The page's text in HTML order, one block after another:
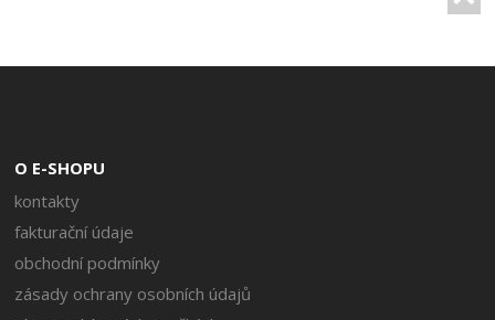
O E-SHOPU
kontakty
fakturační údaje
obchodní podmínky
zásady ochrany osobních údajů